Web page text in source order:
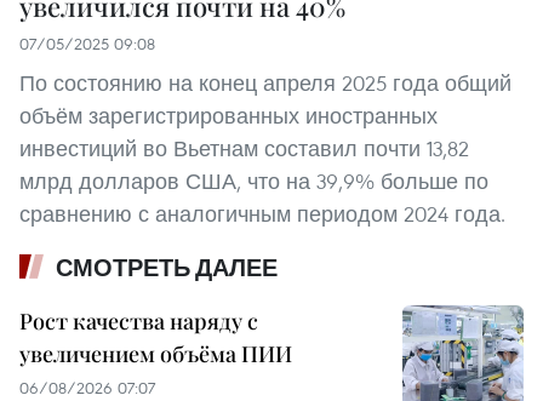
07/05/2025 09:08
По состоянию на конец апреля 2025 года общий
объём зарегистрированных иностранных
инвестиций во Вьетнам составил почти 13,82
млрд долларов США, что на 39,9% больше по
сравнению с аналогичным периодом 2024 года.
СМОТРЕТЬ ДАЛЕЕ
Рост качества наряду с
увеличением объёма ПИИ
06/08/2026 07:07